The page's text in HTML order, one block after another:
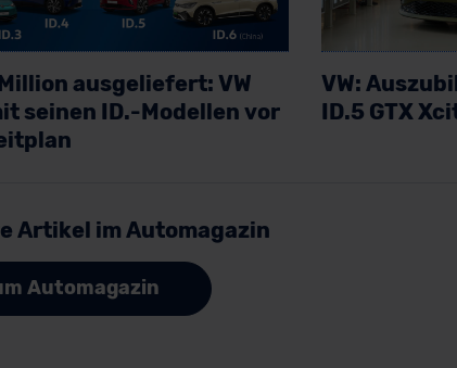
ausgeliefert: VW
seinen ID.-Modellen vor
VW:
ID.5 GTX
Artikel im Automagazin
Automagazin